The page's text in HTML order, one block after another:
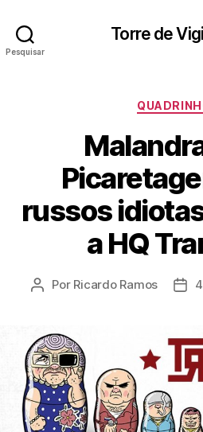
Pesquisar
Torre de
russos
a HQ
Autor
Por Ricardo Ramos
Data